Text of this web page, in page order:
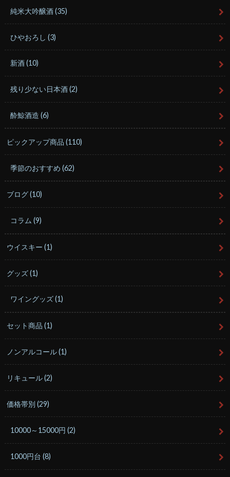
純米大吟醸酒(35)
ひやおろし(3)
新酒(10)
残り少ない日本酒(2)
酔鯨酒造(6)
ピックアップ商品(110)
季節のおすすめ(62)
ブログ(10)
コラム(9)
ウイスキー(1)
グッズ(1)
ワイングッズ(1)
セット商品(1)
ノンアルコール(1)
リキュール(2)
価格帯別(29)
10000～15000円(2)
1000円台(8)